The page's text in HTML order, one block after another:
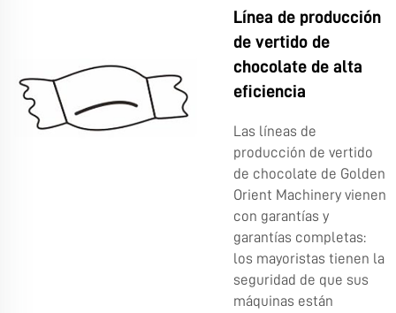
Línea de producción
de vertido de
chocolate de alta
eficiencia
Las líneas de
producción de vertido
de chocolate de Golden
Orient Machinery vienen
con garantías y
garantías completas:
los mayoristas tienen la
seguridad de que sus
máquinas están